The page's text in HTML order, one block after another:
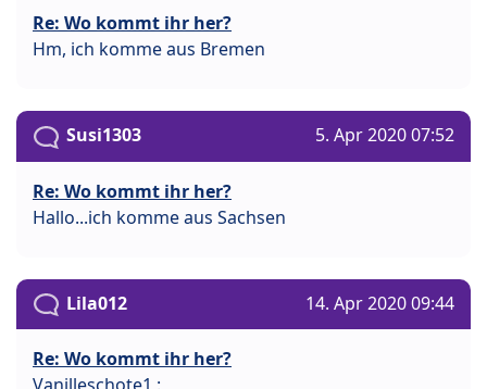
Re: Wo kommt ihr her?
Hm, ich komme aus Bremen
Susi1303 5. Apr 2020 07:52
Re: Wo kommt ihr her?
Hallo...ich komme aus Sachsen
Lila012 14. Apr 2020 09:44
Re: Wo kommt ihr her?